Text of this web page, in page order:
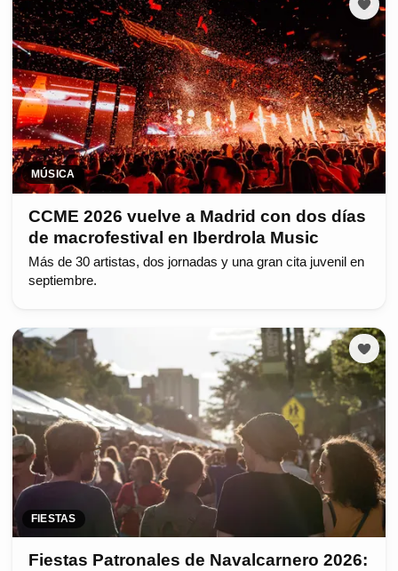
MÚSICA
CCME 2026 vuelve a Madrid con dos días
de macrofestival en Iberdrola Music
Más de 30 artistas, dos jornadas y una gran cita juvenil en
septiembre.
FIESTAS
Fiestas Patronales de Navalcarnero 2026: